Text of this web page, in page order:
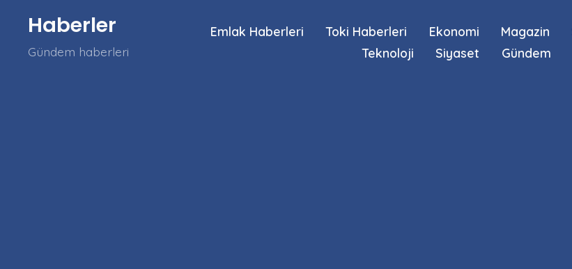
Haberler
Gündem haberleri
Emlak Haberleri Toki Haberleri Ekonomi Magazin
Teknoloji
Siyaset Gündem